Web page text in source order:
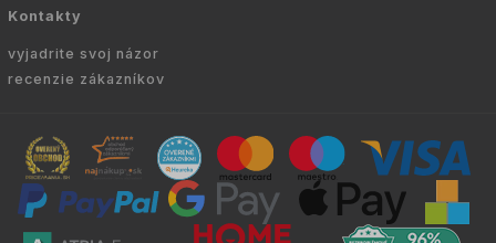
Kontakty
vyjadrite svoj názor
recenzie zákazníkov